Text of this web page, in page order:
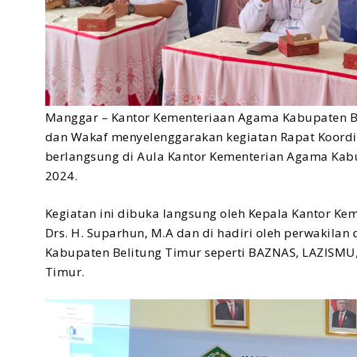
Manggar – Kantor Kementeriaan Agama
dan Wakaf menyelenggarakan kegiatan Rapat
berlangsung di Aula Kantor Kementerian Agama
2024.
Kegiatan ini dibuka langsung oleh Kepala Kantor
Drs. H. Suparhun, M.A dan di hadiri oleh
Kabupaten Belitung Timur seperti BAZNAS,
Timur.